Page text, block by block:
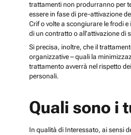
trattamenti non produrranno per
essere in fase di pre-attivazione
Crif o volte a scongiurare le frodi
di un contratto o all’attivazione
Si precisa, inoltre, che il
organizzative – quali la
trattamento avverrà nel rispetto
personali.
Quali sono i
In qualità di Interessato, ai sensi